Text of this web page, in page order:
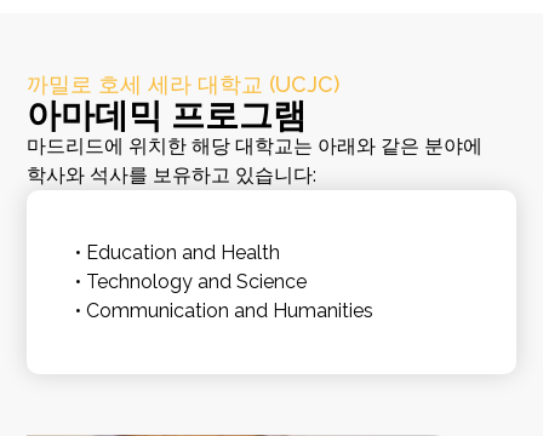
까밀로 호세 세라 대학교 (UCJC)
아마데믹 프로그램
마드리드에 위치한 해당 대학교는 아래와 같은 분야에
학사와 석사를 보유하고 있습니다:
• Education and Health
• Technology and Science
• Communication and Humanities